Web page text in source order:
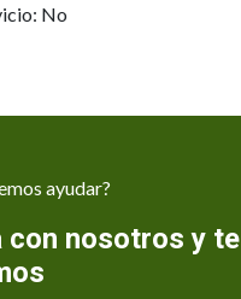
No
ayudar?
con nosotros y te